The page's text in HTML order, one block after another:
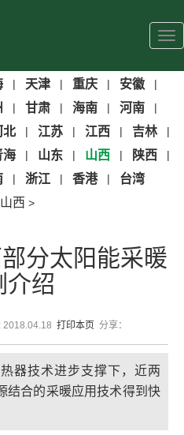
| 天津 | 重庆 | 安徽 |
| 甘肃 | 海南 | 河南 |
北 | 江苏 | 江西 | 吉林 |
海 | 山东 | 山西 | 陕西 |
| 浙江 | 香港 |
台湾
山西 >
分太阳能采暖
介绍
2018.04.18 打印本页 分享：
器技术进步支撑下，近两
结合的采暖应用技术得到快